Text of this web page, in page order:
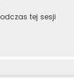
tej sesji